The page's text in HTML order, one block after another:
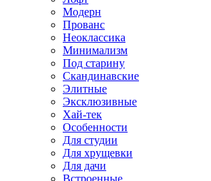
Модерн
Прованс
Неоклассика
Минимализм
Под старину
Скандинавские
Элитные
Эксклюзивные
Хай-тек
Особенности
Для студии
Для хрущевки
Для дачи
Встроенные